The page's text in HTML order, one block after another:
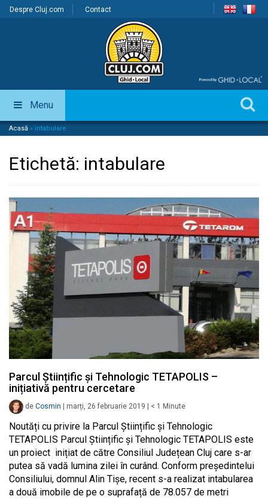
Despre Cluj.com Contact
Menu
Acasă » intabulare
Etichetă: intabulare
Parcul Științific și Tehnologic TETAPOLIS –
inițiativă pentru cercetare
de Cosmin marți, 26 februarie 2019 < 1 Minute
Noutăți cu privire la Parcul Științific și Tehnologic
TETAPOLIS Parcul Științific și Tehnologic TETAPOLIS este
un proiect inițiat de către Consiliul Județean Cluj care s-ar
putea să vadă lumina zilei în curând. Conform președintelui
Consiliului, domnul Alin Tișe, recent s-a realizat intabularea
a două imobile de pe o suprafață de 78.057 de metri